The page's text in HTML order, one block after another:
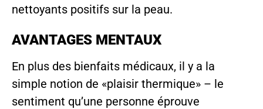
nettoyants positifs sur la peau.
AVANTAGES MENTAUX
En plus des bienfaits médicaux, il y a la
simple notion de «plaisir thermique» – le
sentiment qu’une personne éprouve